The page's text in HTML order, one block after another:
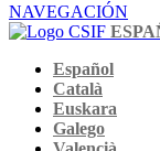
NAVEGACIÓN
Español
Català
Euskara
Galego